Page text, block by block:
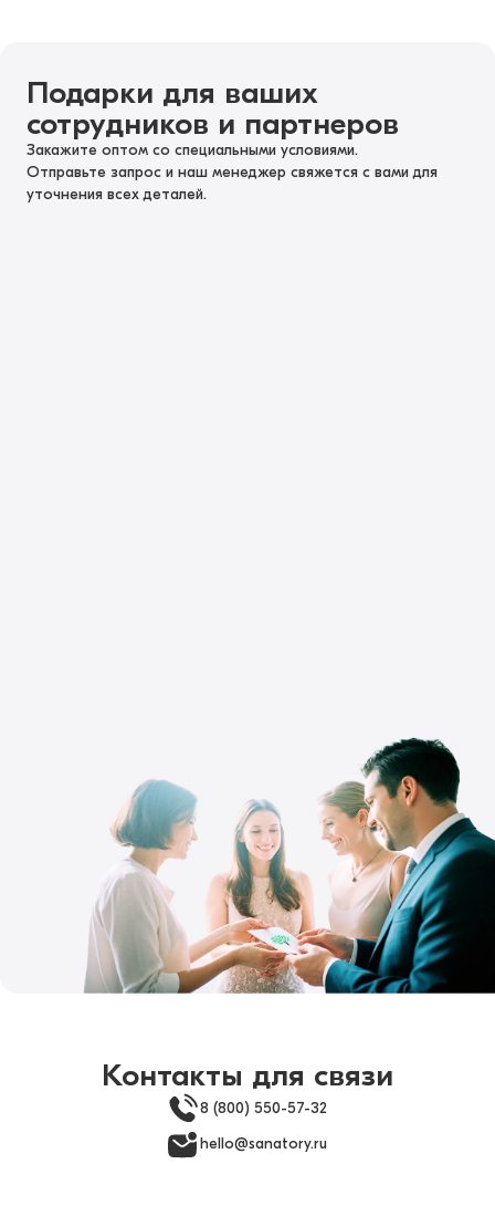
Подарки для ваших
сотрудников и партнеров
Закажите оптом со специальными условиями.
Отправьте запрос и наш менеджер свяжется с вами для
уточнения всех деталей.
Контакты для связи
8 (800) 550-57-32
hello@sanatory.ru